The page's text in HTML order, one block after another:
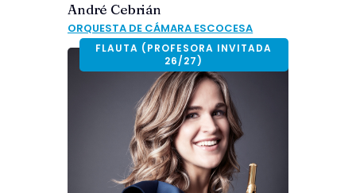
André Cebrián
ORQUESTA DE CÁMARA ESCOCESA
FLAUTA (PROFESORA INVITADA
26/27)